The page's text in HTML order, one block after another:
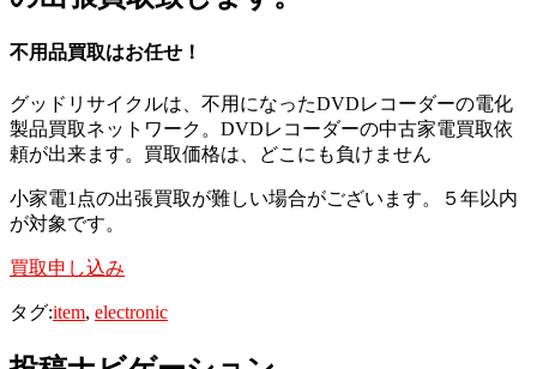
不用品買取はお任せ！
グッドリサイクルは、不用になったDVDレコーダーの電化
製品買取ネットワーク。DVDレコーダーの中古家電買取依
頼が出来ます。買取価格は、どこにも負けません
小家電1点の出張買取が難しい場合がございます。５年以内
が対象です。
買取申し込み
タグ:item, electronic